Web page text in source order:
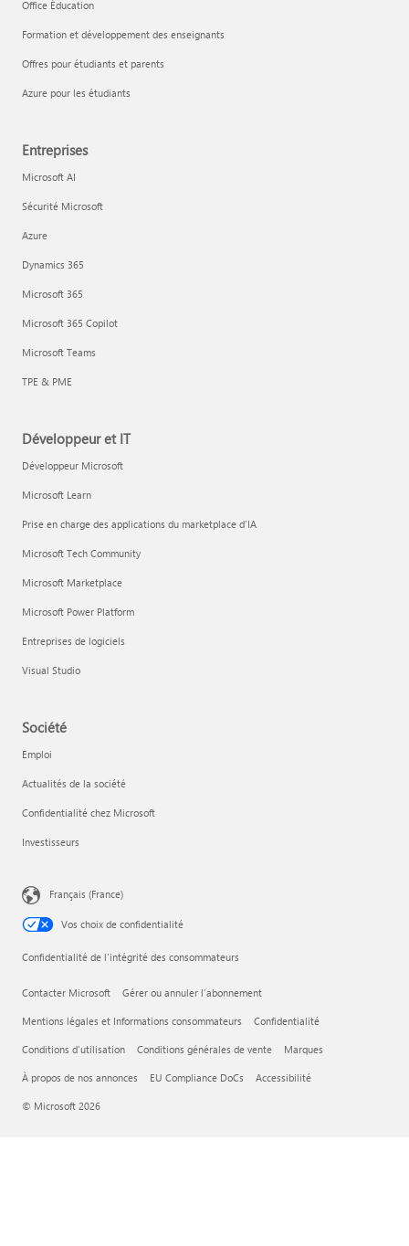
Office Éducation
Formation et développement des enseignants
Offres pour étudiants et parents
Azure pour les étudiants
Entreprises
Microsoft AI
Sécurité Microsoft
Azure
Dynamics 365
Microsoft 365
Microsoft 365 Copilot
Microsoft Teams
TPE & PME
Développeur et IT
Développeur Microsoft
Microsoft Learn
Prise en charge des applications du marketplace d’IA
Microsoft Tech Community
Microsoft Marketplace
Microsoft Power Platform
Entreprises de logiciels
Visual Studio
Société
Emploi
Actualités de la société
Confidentialité chez Microsoft
Investisseurs
Français (France)
Vos choix de confidentialité
Confidentialité de l’intégrité des consommateurs
Contacter Microsoft Gérer ou annuler l’abonnement
Mentions légales et Informations consommateurs Confidentialité
Conditions d'utilisation Conditions générales de vente Marques
À propos de nos annonces EU Compliance DoCs Accessibilité
© Microsoft 2026